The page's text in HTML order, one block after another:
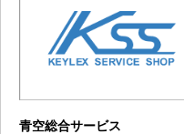
青空総合サービス